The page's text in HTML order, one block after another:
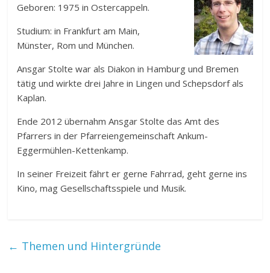
Geboren: 1975 in Ostercappeln.
Studium: in Frankfurt am Main,
Münster, Rom und München.
Ansgar Stolte war als Diakon in Hamburg und Bremen
tätig und wirkte drei Jahre in Lingen und Schepsdorf als
Kaplan.
Ende 2012 übernahm Ansgar Stolte das Amt des
Pfarrers in der Pfarreiengemeinschaft Ankum-
Eggermühlen-Kettenkamp.
In seiner Freizeit fährt er gerne Fahrrad, geht gerne ins
Kino, mag Gesellschaftsspiele und Musik.
← Themen und Hintergründe